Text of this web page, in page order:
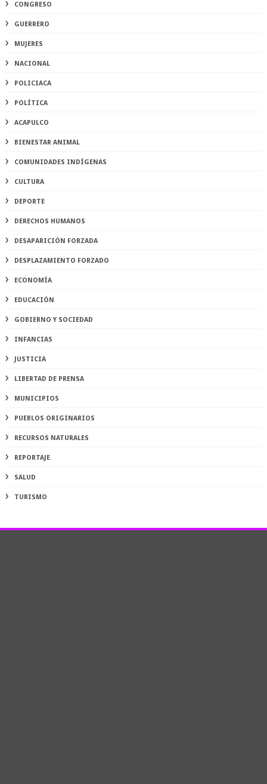
CONGRESO
GUERRERO
MUJERES
NACIONAL
POLICIACA
POLÍTICA
ACAPULCO
BIENESTAR ANIMAL
COMUNIDADES INDÍGENAS
CULTURA
DEPORTE
DERECHOS HUMANOS
DESAPARICIÓN FORZADA
DESPLAZAMIENTO FORZADO
ECONOMÍA
EDUCACIÓN
GOBIERNO Y SOCIEDAD
INFANCIAS
JUSTICIA
LIBERTAD DE PRENSA
MUNICIPIOS
PUEBLOS ORIGINARIOS
RECURSOS NATURALES
REPORTAJE
SALUD
TURISMO